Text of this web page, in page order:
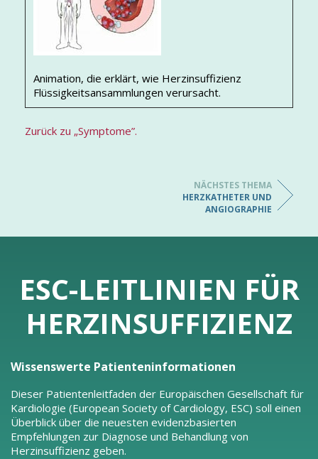
Animation, die erklärt, wie Herzinsuffizienz
Flüssigkeitsansammlungen verursacht.
Zurück zu „Symptome”.
NÄCHSTES THEMA
HERZKATHETER UND
ANGIOGRAPHIE
ESC-LEITLINIEN FÜR
HERZINSUFFIZIENZ
Wissenswerte Patienteninformationen
Dieser Patientenleitfaden der Europäischen Gesellschaft für
Kardiologie (European Society of Cardiology, ESC) soll einen
Überblick über die neuesten evidenzbasierten
Empfehlungen zur Diagnose und Behandlung von
Herzinsuffizienz geben.